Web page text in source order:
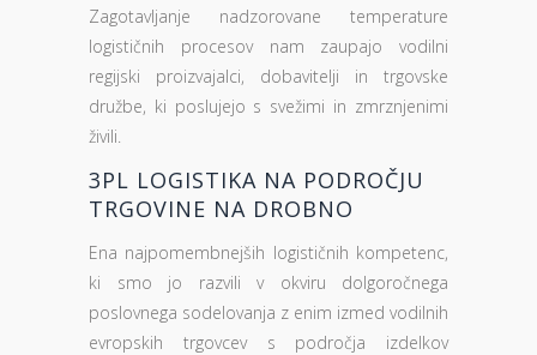
Zagotavljanje nadzorovane temperature
logističnih procesov nam zaupajo vodilni
regijski proizvajalci, dobavitelji in trgovske
družbe, ki poslujejo s svežimi in zmrznjenimi
živili.
3PL LOGISTIKA NA PODROČJU
TRGOVINE NA DROBNO
Ena najpomembnejših logističnih kompetenc,
ki smo jo razvili v okviru dolgoročnega
poslovnega sodelovanja z enim izmed vodilnih
evropskih trgovcev s področja izdelkov